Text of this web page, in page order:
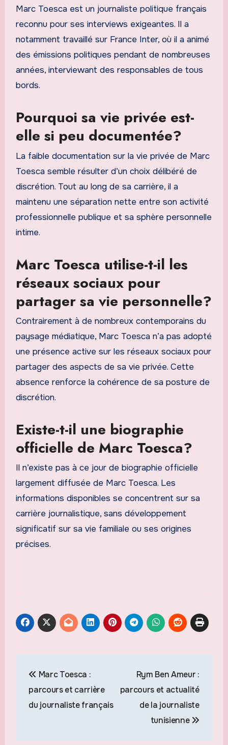
Marc Toesca est un journaliste politique français
reconnu pour ses interviews exigeantes. Il a
notamment travaillé sur France Inter, où il a animé
des émissions politiques pendant de nombreuses
années, interviewant des responsables de tous
bords.
Pourquoi sa vie privée est-
elle si peu documentée?
La faible documentation sur la vie privée de Marc
Toesca semble résulter d’un choix délibéré de
discrétion. Tout au long de sa carrière, il a
maintenu une séparation nette entre son activité
professionnelle publique et sa sphère personnelle
intime.
Marc Toesca utilise-t-il les
réseaux sociaux pour
partager sa vie personnelle?
Contrairement à de nombreux contemporains du
paysage médiatique, Marc Toesca n’a pas adopté
une présence active sur les réseaux sociaux pour
partager des aspects de sa vie privée. Cette
absence renforce la cohérence de sa posture de
discrétion.
Existe-t-il une biographie
officielle de Marc Toesca?
Il n’existe pas à ce jour de biographie officielle
largement diffusée de Marc Toesca. Les
informations disponibles se concentrent sur sa
carrière journalistique, sans développement
significatif sur sa vie familiale ou ses origines
précises.
de
l’article
Marc Toesca :
parcours et carrière
du journaliste français
Rym Ben Ameur :
parcours et actualité
de la journaliste
tunisienne